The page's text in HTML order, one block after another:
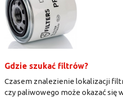
Gdzie szukać filtrów?
Czasem znalezienie lokalizacji
czy paliwowego może okazać się